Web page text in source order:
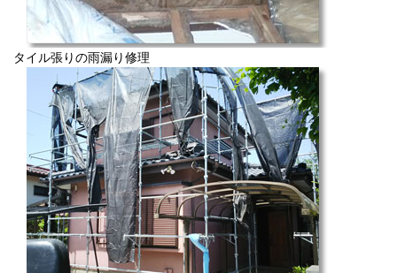
タイル張りの雨漏り修理